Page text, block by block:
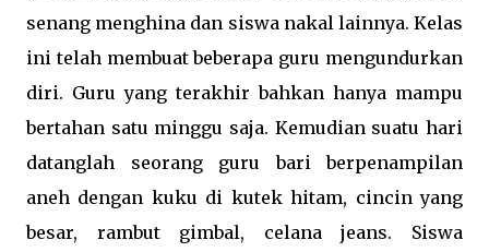
senang menghina dan siswa nakal lainnya. Kelas
ini telah membuat beberapa guru mengundurkan
diri. Guru yang terakhir bahkan hanya mampu
bertahan satu minggu saja. Kemudian suatu hari
datanglah seorang guru bari berpenampilan
aneh dengan kuku di kutek hitam, cincin yang
besar, rambut gimbal, celana jeans. Siswa